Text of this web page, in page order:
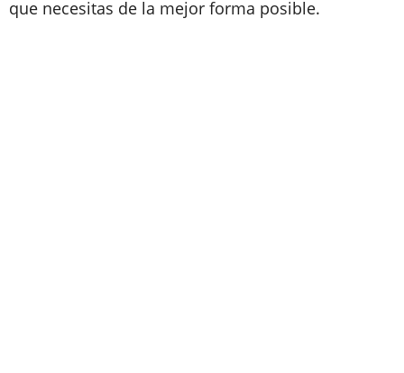
que necesitas de la mejor forma posible.